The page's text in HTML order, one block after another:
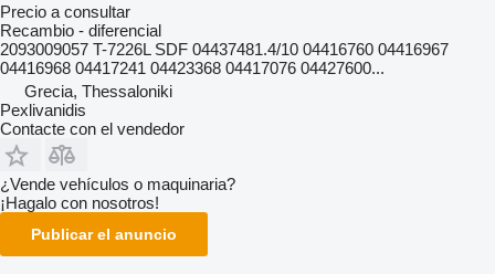
Precio a consultar
Recambio - diferencial
2093009057 T-7226L SDF 04437481.4/10 04416760 04416967
04416968 04417241 04423368 04417076 04427600...
Grecia, Thessaloniki
Pexlivanidis
Contacte con el vendedor
¿Vende vehículos o maquinaria?
¡Hagalo con nosotros!
Publicar el anuncio